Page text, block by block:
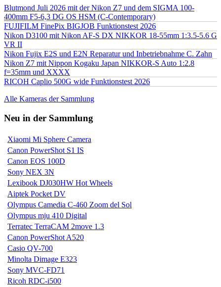
Blutmond Juli 2026 mit der Nikon Z7 und dem SIGMA 100-
400mm F5-6,3 DG OS HSM (C-Contemporary)
FUJIFILM FinePix BIGJOB Funktionstest 2026
Nikon D3100 mit Nikon AF-S DX NIKKOR 18-55mm 1:3.5-5.6 G
VR II
Nikon Fujix E2S und E2N Reparatur und Inbetriebnahme C. Zahn
Nikon Z7 mit Nippon Kogaku Japan NIKKOR-S Auto 1:2.8
f=35mm und XXXX
RICOH Caplio 500G wide Funktionstest 2026
Alle Kameras der Sammlung
Neu in der Sammlung
Xiaomi Mi Sphere Camera
Canon PowerShot S1 IS
Canon EOS 100D
Sony NEX 3N
Lexibook DJ030HW Hot Wheels
Aiptek Pocket DV
Olympus Camedia C-460 Zoom del Sol
Olympus mju 410 Digital
Terratec TerraCAM 2move 1.3
Canon PowerShot A520
Casio QV-700
Minolta Dimage E323
Sony MVC-FD71
Ricoh RDC-i500